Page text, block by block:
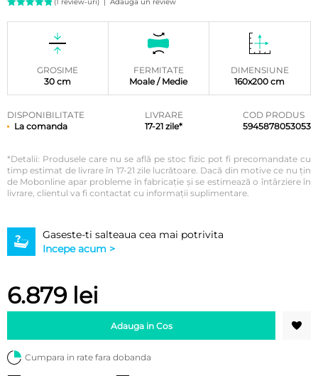
evaluări
(1 review-uri) | Adauga un review
GROSIME
30 cm
FERMITATE
Moale / Medie
DIMENSIUNE
160x200 cm
DISPONIBILITATE
La comanda
LIVRARE
17-21 zile*
COD PRODUS
5945878053053
*Detalii: Produsele care nu se află pe stoc fizic pot fi precomandate cu
timp estimat de livrare în 17-21 zile lucrătoare. Dacă din motive ce nu țin
de Mobonline apar probleme în fabricație și se estimează o întârziere în
livrare, clientul va fi contactat cu informații suplimentare.
Gaseste-ti salteaua cea mai potrivita
Incepe acum >
6.879 lei
Adauga in Cos
Cumpara in rate fara dobanda